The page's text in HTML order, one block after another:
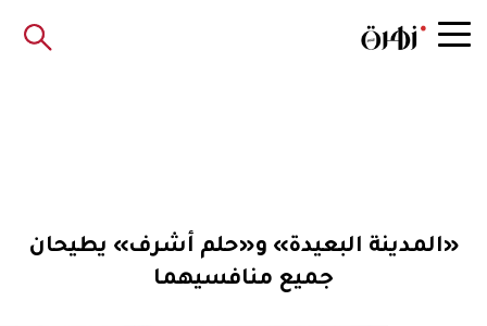
«المدينة البعيدة» و«حلم أشرف» يطيحان
جميع منافسيهما